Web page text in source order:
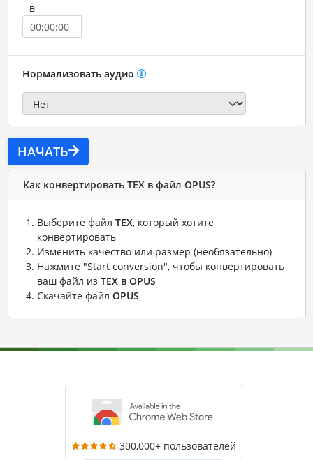
в
Нормализовать аудио
НАЧАТЬ
Как конвертировать TEX в файл OPUS?
Выберите файл TEX, который хотите
конвертировать
Изменить качество или размер (необязательно)
Нажмите "Start conversion", чтобы конвертировать
ваш файл из TEX в OPUS
Скачайте файл OPUS
300,000+ пользователей